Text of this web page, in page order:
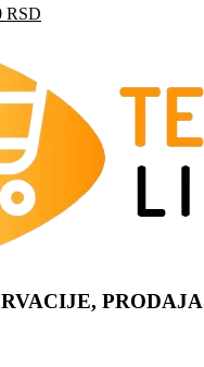
RSD
PRODAJA